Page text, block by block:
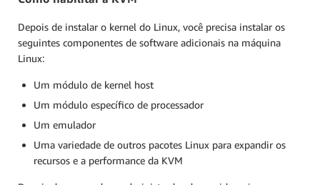
Depois de instalar o kernel do Linux, você precisa instalar os
seguintes componentes de software adicionais na máquina
Linux:
Um módulo de kernel host
Um módulo específico de processador
Um emulador
Uma variedade de outros pacotes Linux para expandir os
recursos e a performance da KVM